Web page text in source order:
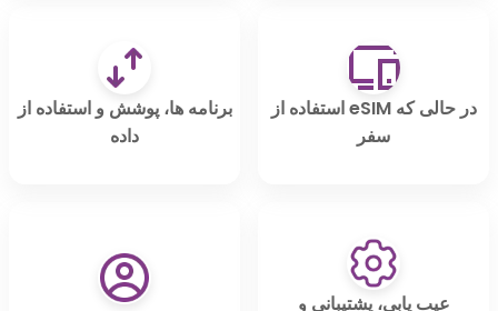
برنامه ها، پوشش و استفاده از
داده
استفاده از eSIM در حالی که
سفر
عیب یابی، پشتیبانی و